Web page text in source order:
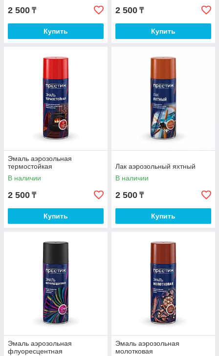
2 500 ₸
Купить
2 500 ₸
Купить
Эмаль аэрозольная
термостойкая
В наличии
2 500 ₸
Купить
Лак аэрозольный яхтный
В наличии
2 500 ₸
Купить
Эмаль аэрозольная
флуоресцентная
Эмаль аэрозольная
молотковая